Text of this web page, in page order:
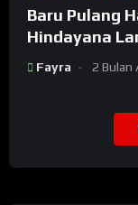
Baru Pulang
Hindayana
Setelah
Fayra 2 Bulan